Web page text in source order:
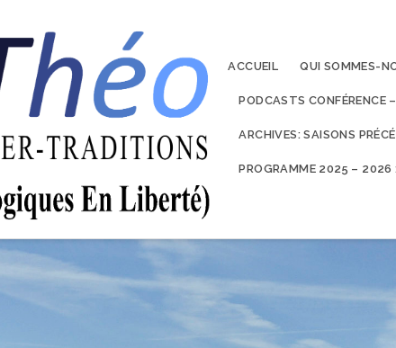
ACCUEIL QUI SOMMES-
PODCASTS CONFÉRENCE
ARCHIVES: SAISONS
PROGRAMME 2025 – 2026